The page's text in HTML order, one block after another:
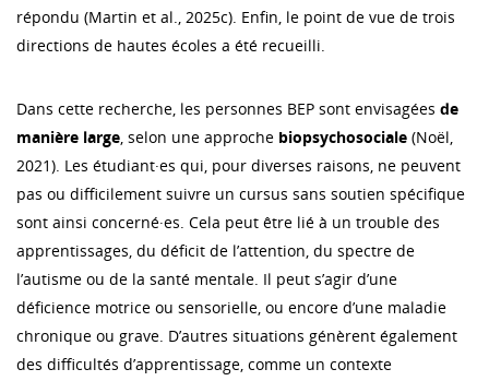
répondu (Martin et al., 2025c). Enfin, le point de vue de trois
directions de hautes écoles a été recueilli.
Dans cette recherche, les personnes BEP sont envisagées de
manière large, selon une approche biopsychosociale (Noël,
2021). Les étudiant·es qui, pour diverses raisons, ne peuvent
pas ou difficilement suivre un cursus sans soutien spécifique
sont ainsi concerné·es. Cela peut être lié à un trouble des
apprentissages, du déficit de l’attention, du spectre de
l’autisme ou de la santé mentale. Il peut s’agir d’une
déficience motrice ou sensorielle, ou encore d’une maladie
chronique ou grave. D’autres situations génèrent également
des difficultés d’apprentissage, comme un contexte